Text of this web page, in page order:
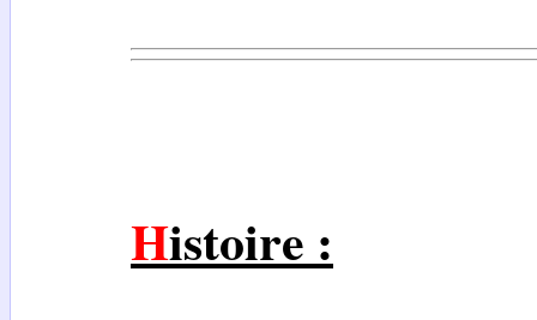
Histoire :